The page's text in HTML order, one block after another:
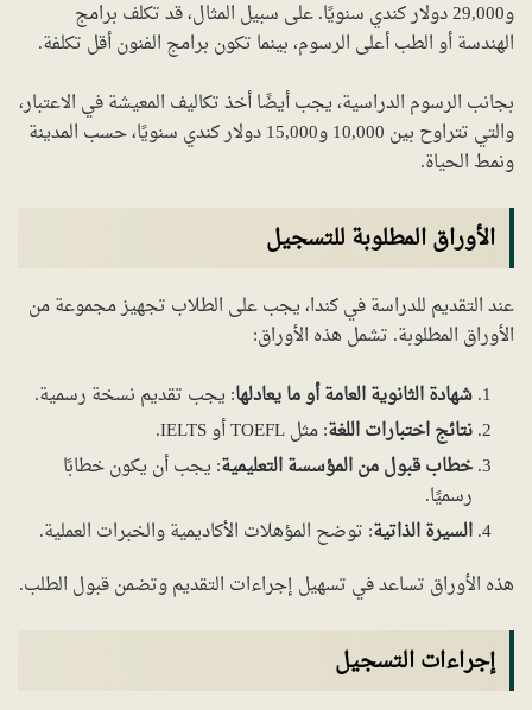
و29,000 دولار كندي سنويًا. على سبيل المثال، قد تكلف برامج
الهندسة أو الطب أعلى الرسوم، بينما تكون برامج الفنون أقل تكلفة.
بجانب الرسوم الدراسية، يجب أيضًا أخذ تكاليف المعيشة في الاعتبار،
والتي تتراوح بين 10,000 و15,000 دولار كندي سنويًا، حسب المدينة
ونمط الحياة.
الأوراق المطلوبة للتسجيل
عند التقديم للدراسة في كندا، يجب على الطلاب تجهيز مجموعة من
الأوراق المطلوبة. تشمل هذه الأوراق:
شهادة الثانوية العامة أو ما يعادلها: يجب تقديم نسخة رسمية.
نتائج اختبارات اللغة: مثل TOEFL أو IELTS.
خطاب قبول من المؤسسة التعليمية: يجب أن يكون خطابًا
رسميًا.
السيرة الذاتية: توضح المؤهلات الأكاديمية والخبرات العملية.
هذه الأوراق تساعد في تسهيل إجراءات التقديم وتضمن قبول الطلب.
إجراءات التسجيل